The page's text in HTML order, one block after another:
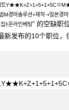
트Y★★K+Z+1+5+1+5Cㅇ
경마솔루션+제작⇢일본경
࿈온라인베팅" 的空缺职位
发布的10个职位，